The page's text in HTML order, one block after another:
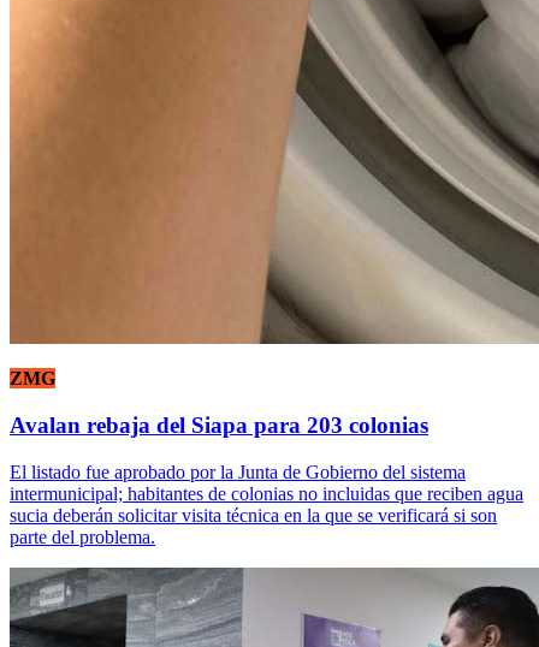
ZMG
Avalan rebaja del Siapa para 203 colonias
El listado fue aprobado por la Junta de Gobierno del sistema
intermunicipal; habitantes de colonias no incluidas que reciben agua
sucia deberán solicitar visita técnica en la que se verificará si son
parte del problema.